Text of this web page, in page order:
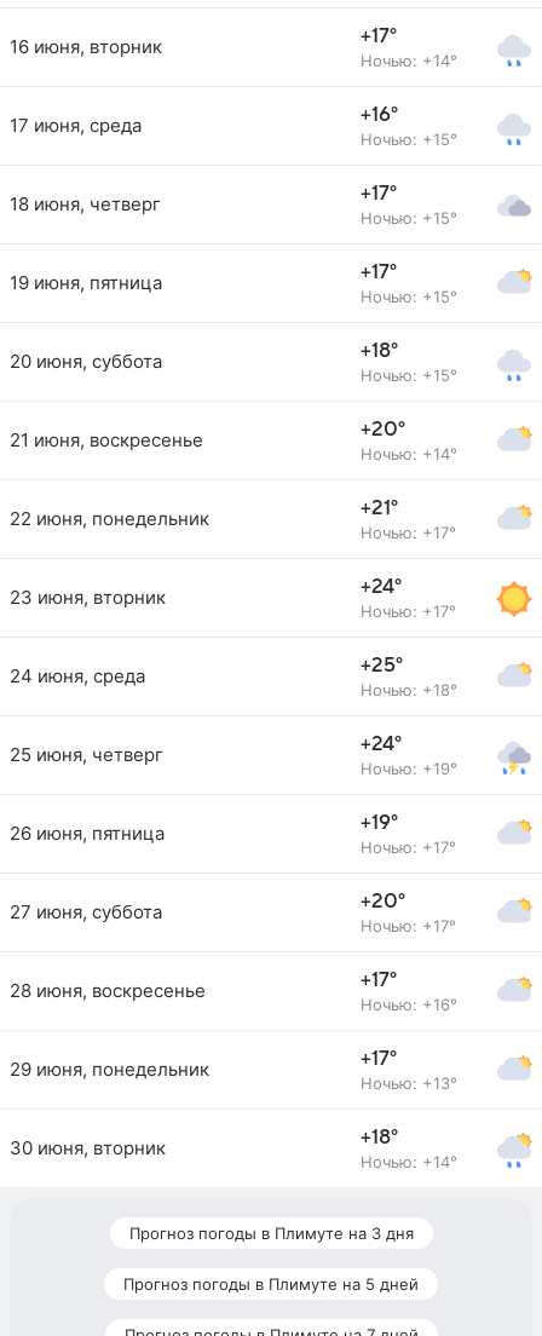
16 июня, вторник +17°
Ночью: +14°
17 июня, среда +16°
Ночью: +15°
18 июня, четверг +17°
Ночью: +15°
19 июня, пятница +17°
Ночью: +15°
20 июня, суббота +18°
Ночью: +15°
21 июня, воскресенье +20°
Ночью: +14°
22 июня, понедельник +21°
Ночью: +17°
23 июня, вторник +24°
Ночью: +17°
24 июня, среда +25°
Ночью: +18°
25 июня, четверг +24°
Ночью: +19°
26 июня, пятница +19°
Ночью: +17°
27 июня, суббота +20°
Ночью: +17°
28 июня, воскресенье +17°
Ночью: +16°
29 июня, понедельник +17°
Ночью: +13°
30 июня, вторник +18°
Ночью: +14°
Прогноз погоды в Плимуте на 3 дня
Прогноз погоды в Плимуте на 5 дней